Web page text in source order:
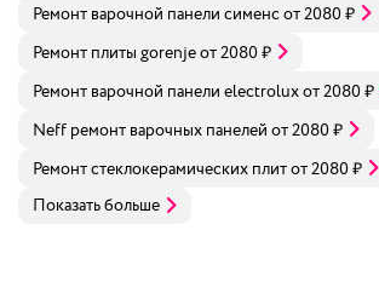
Ремонт варочной панели сименсот2080₽
Ремонт плиты gorenjeот2080₽
Ремонт варочной панели electroluxот2080₽
Neff ремонт варочных панелей от2080₽
Ремонт стеклокерамических плитот2080₽
Показать больше